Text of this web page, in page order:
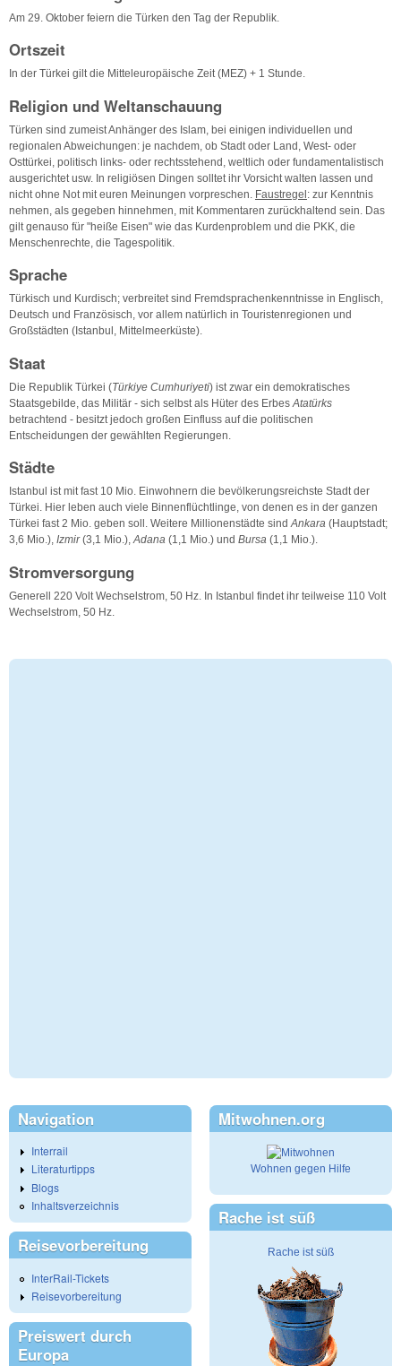
Am 29. Oktober feiern die Türken den Tag der Republik.
Ortszeit
In der Türkei gilt die Mitteleuropäische Zeit (MEZ) + 1 Stunde.
Religion und Weltanschauung
Türken sind zumeist Anhänger des Islam, bei einigen individuellen und
regionalen Abweichungen: je nachdem, ob Stadt oder Land, West- oder
Osttürkei, politisch links- oder rechtsstehend, weltlich oder fundamentalistisch
ausgerichtet usw. In religiösen Dingen solltet ihr Vorsicht walten lassen und
nicht ohne Not mit euren Meinungen vorpreschen. Faustregel: zur Kenntnis
nehmen, als gegeben hinnehmen, mit Kommentaren zurückhaltend sein. Das
gilt genauso für "heiße Eisen" wie das Kurdenproblem und die PKK, die
Menschenrechte, die Tagespolitik.
Sprache
Türkisch und Kurdisch; verbreitet sind Fremdsprachenkenntnisse in Englisch,
Deutsch und Französisch, vor allem natürlich in Touristenregionen und
Großstädten (Istanbul, Mittelmeerküste).
Staat
Die Republik Türkei (Türkiye Cumhuriyeti) ist zwar ein demokratisches
Staatsgebilde, das Militär - sich selbst als Hüter des Erbes Atatürks
betrachtend - besitzt jedoch großen Einfluss auf die politischen
Entscheidungen der gewählten Regierungen.
Städte
Istanbul ist mit fast 10 Mio. Einwohnern die bevölkerungsreichste Stadt der
Türkei. Hier leben auch viele Binnenflüchtlinge, von denen es in der ganzen
Türkei fast 2 Mio. geben soll. Weitere Millionenstädte sindAnkara (Hauptstadt;
3,6 Mio.), Izmir(3,1 Mio.),Adana (1,1 Mio.) und Bursa (1,1 Mio.).
Stromversorgung
Generell 220 Volt Wechselstrom, 50 Hz. In Istanbul findet ihr teilweise 110 Volt
Wechselstrom, 50 Hz.
Navigation
Interrail
Literaturtipps
Blogs
Inhaltsverzeichnis
Reisevorbereitung
InterRail-Tickets
Reisevorbereitung
Preiswert durch
Europa
Mitwohnen.org
Wohnen gegen Hilfe
Rache ist süß
Rache ist süß